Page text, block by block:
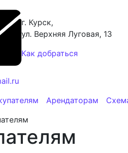
г. Курск,
ул. Верхняя Луговая, 13
Как добраться
Арендаторам